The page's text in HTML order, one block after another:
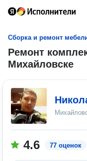
Сборка и ремонт
Ремонт
Михайловске
4.6 77 оценок